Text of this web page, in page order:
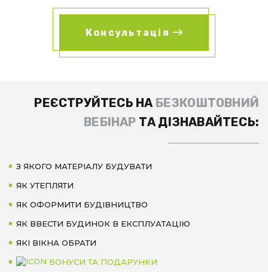
Консультація
РЕЄСТРУЙТЕСЬ НА БЕЗКОШТОВНИЙ
ВЕБІНАР ТА ДІЗНАВАЙТЕСЬ:
З ЯКОГО МАТЕРІАЛУ БУДУВАТИ
ЯК УТЕПЛЯТИ
ЯК ОФОРМИТИ БУДІВНИЦТВО
ЯК ВВЕСТИ БУДИНОК В ЕКСПЛУАТАЦІЮ
ЯКІ ВІКНА ОБРАТИ
БОНУСИ ТА ПОДАРУНКИ